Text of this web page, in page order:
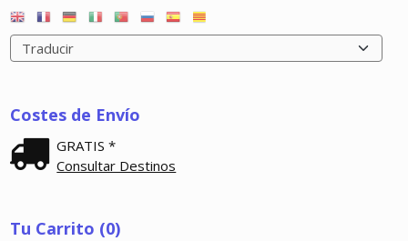
Costes de Envío
GRATIS *
Consultar Destinos
Tu Carrito (0)